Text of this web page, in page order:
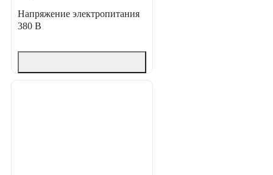
Напряжение электропитания
380 В